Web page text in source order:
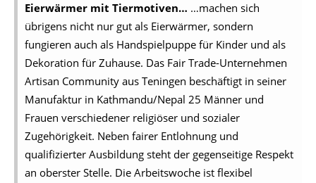
Eierwärmer mit Tiermotiven… …machen sich
übrigens nicht nur gut als Eierwärmer, sondern
fungieren auch als Handspielpuppe für Kinder und als
Dekoration für Zuhause. Das Fair Trade-Unternehmen
Artisan Community aus Teningen beschäftigt in seiner
Manufaktur in Kathmandu/Nepal 25 Männer und
Frauen verschiedener religiöser und sozialer
Zugehörigkeit. Neben fairer Entlohnung und
qualifizierter Ausbildung steht der gegenseitige Respekt
an oberster Stelle. Die Arbeitswoche ist flexibel